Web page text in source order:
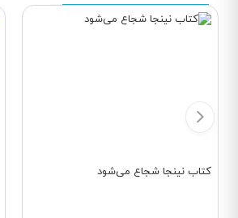
کتاب نینجا شجاع می‌شود